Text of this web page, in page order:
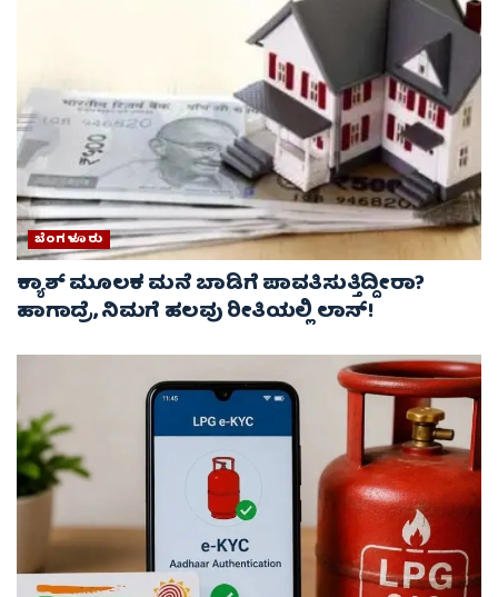
ಬೆಂಗಳೂರು
ಕ್ಯಾಶ್ ಮೂಲಕ ಮನೆ ಬಾಡಿಗೆ ಪಾವತಿಸುತ್ತಿದ್ದೀರಾ?
ಹಾಗಾದ್ರೆ, ನಿಮಗೆ ಹಲವು ರೀತಿಯಲ್ಲಿ ಲಾಸ್!